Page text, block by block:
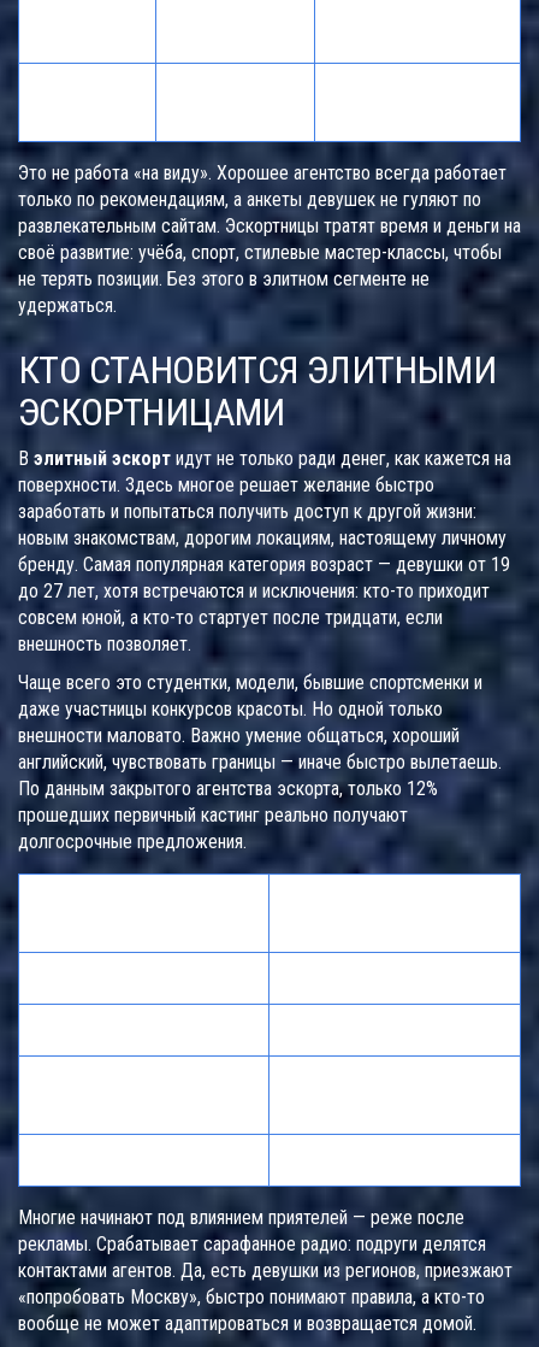
Это не работа «на виду». Хорошее агентство всегда работает
только по рекомендациям, а анкеты девушек не гуляют по
развлекательным сайтам. Эскортницы тратят время и деньги на
своё развитие: учёба, спорт, стилевые мастер-классы, чтобы
не терять позиции. Без этого в элитном сегменте не
удержаться.
КТО СТАНОВИТСЯ ЭЛИТНЫМИ
ЭСКОРТНИЦАМИ
В элитный эскорт идут не только ради денег, как кажется на
поверхности. Здесь многое решает желание быстро
заработать и попытаться получить доступ к другой жизни:
новым знакомствам, дорогим локациям, настоящему личному
бренду. Самая популярная категория возраст — девушки от 19
до 27 лет, хотя встречаются и исключения: кто-то приходит
совсем юной, а кто-то стартует после тридцати, если
внешность позволяет.
Чаще всего это студентки, модели, бывшие спортсменки и
даже участницы конкурсов красоты. Но одной только
внешности маловато. Важно умение общаться, хороший
английский, чувствовать границы — иначе быстро вылетаешь.
По данным закрытого агентства эскорта, только 12%
прошедших первичный кастинг реально получают
долгосрочные предложения.
Многие начинают под влиянием приятелей — реже после
рекламы. Срабатывает сарафанное радио: подруги делятся
контактами агентов. Да, есть девушки из регионов, приезжают
«попробовать Москву», быстро понимают правила, а кто-то
вообще не может адаптироваться и возвращается домой.